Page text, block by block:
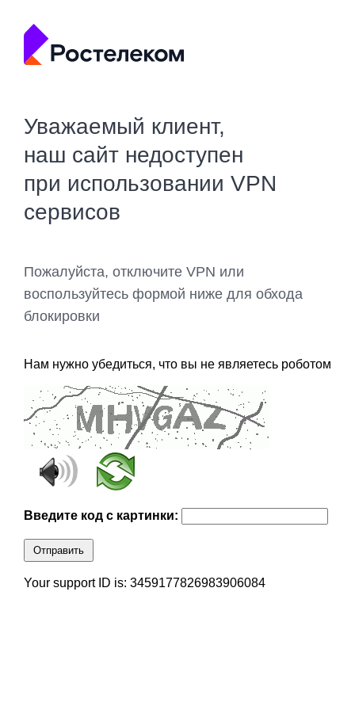
Уважаемый клиент,
наш сайт недоступен
при использовании VPN
сервисов
Пожалуйста, отключите VPN или
воспользуйтесь формой ниже для обхода
блокировки
Нам нужно убедиться, что вы не являетесь роботом
Введите код с картинки:
Отправить
Your support ID is: 3459177826983906084